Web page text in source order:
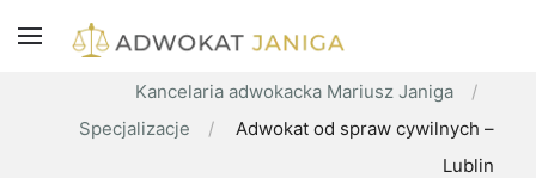
Kancelaria adwokacka Mariusz Janiga
Specjalizacje
Adwokat od spraw cywilnych –
Lublin